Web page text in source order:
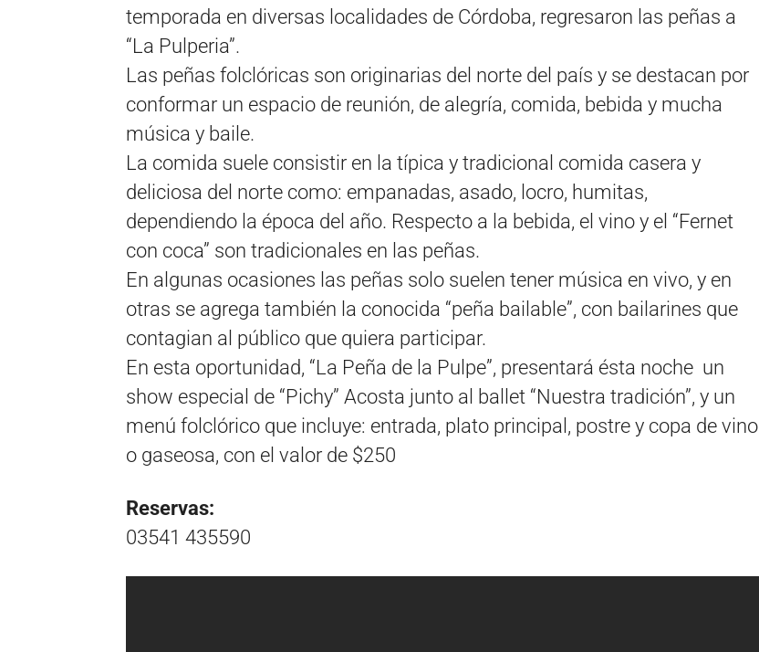
temporada en diversas localidades de Córdoba, regresaron las peñas a
“La Pulperia”.
Las peñas folclóricas son originarias del norte del país y se destacan por
conformar un espacio de reunión, de alegría, comida, bebida y mucha
música y baile.
La comida suele consistir en la típica y tradicional comida casera y
deliciosa del norte como: empanadas, asado, locro, humitas,
dependiendo la época del año. Respecto a la bebida, el vino y el “Fernet
con coca” son tradicionales en las peñas.
En algunas ocasiones las peñas solo suelen tener música en vivo, y en
otras se agrega también la conocida “peña bailable”, con bailarines que
contagian al público que quiera participar.
En esta oportunidad, “La Peña de la Pulpe”, presentará ésta noche un
show especial de “Pichy” Acosta junto al ballet “Nuestra tradición”, y un
menú folclórico que incluye: entrada, plato principal, postre y copa de vino
o gaseosa, con el valor de $250
Reservas:
03541 435590